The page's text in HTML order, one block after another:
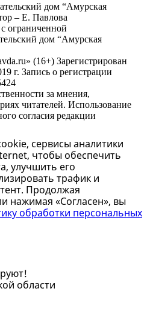
дом “Амурская
– Е. Павлова
ограниченной
дом “Амурская
(16+) Зарегистрирован
г. Запись о регистрации
за мнения,
читателей. Использование
согласия редакции
сервисы аналитики
чтобы обеспечить
улучшить его
трафик и
Продолжая
нажимая «Согласен», вы
обработки персональных
области